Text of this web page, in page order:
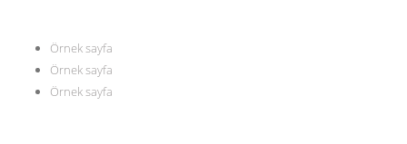
Örnek sayfa
Örnek sayfa
Örnek sayfa